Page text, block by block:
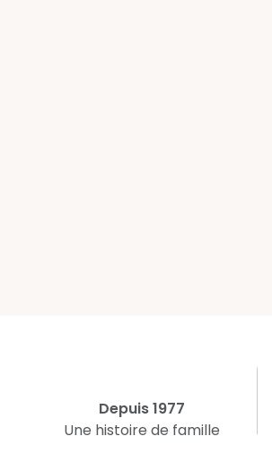
Depuis 1977
Une histoire de famille